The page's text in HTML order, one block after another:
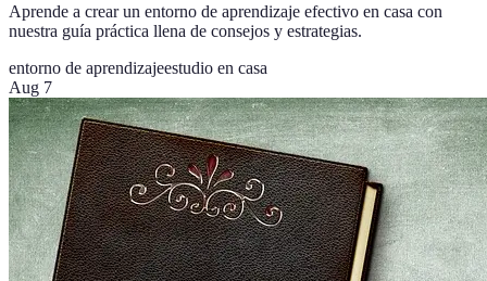
Aprende a crear un entorno de aprendizaje efectivo en casa con
nuestra guía práctica llena de consejos y estrategias.
entorno de aprendizajeestudio en casa
Aug 7